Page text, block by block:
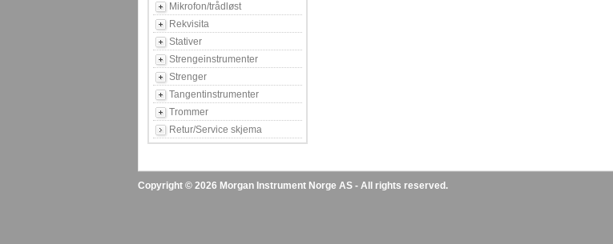
Mikrofon/trådløst
Rekvisita
Stativer
Strengeinstrumenter
Strenger
Tangentinstrumenter
Trommer
Retur/Service skjema
Copyright © 2026 Morgan Instrument Norge AS - All rights reserved.